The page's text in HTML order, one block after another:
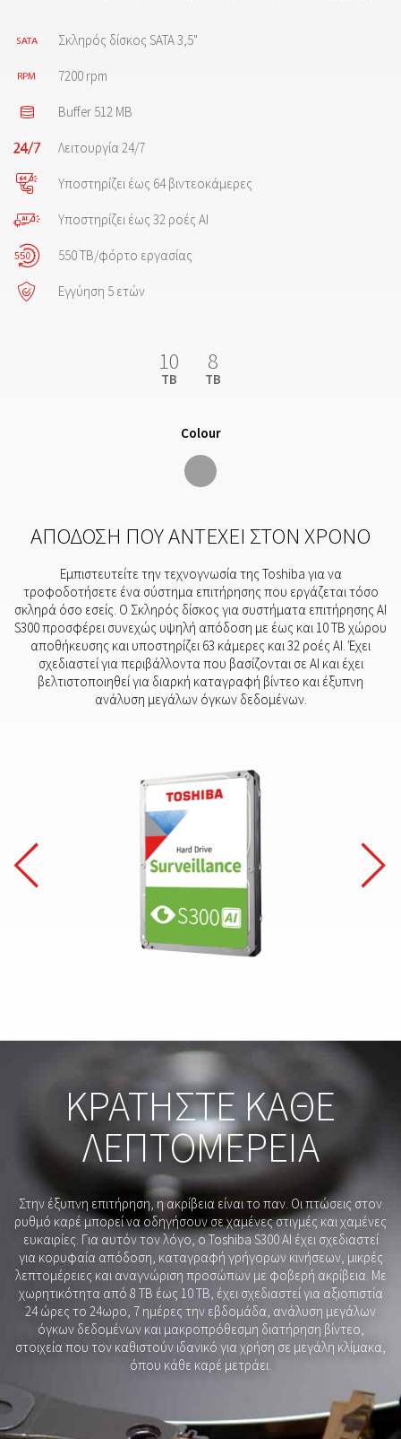
Σκληρός δίσκος SATA 3,5"
7200 rpm
Buffer 512 MB
Λειτουργία 24/7
Υποστηρίζει έως 64 βιντεοκάμερες
Υποστηρίζει έως 32 ροές AI
550 TB/φόρτο εργασίας
Εγγύηση 5 ετών
10
TB
8
TB
Colour
ΑΠΌΔΟΣΗ ΠΟΥ ΑΝΤΈΧΕΙ ΣΤΟΝ ΧΡΌΝΟ
Εμπιστευτείτε την τεχνογνωσία της Toshiba για να
τροφοδοτήσετε ένα σύστημα επιτήρησης που εργάζεται τόσο
σκληρά όσο εσείς. Ο Σκληρός δίσκος για συστήματα επιτήρησης ΑΙ
S300 προσφέρει συνεχώς υψηλή απόδοση με έως και 10 TB χώρου
αποθήκευσης και υποστηρίζει 63 κάμερες και 32 ροές AI. Έχει
σχεδιαστεί για περιβάλλοντα που βασίζονται σε AI και έχει
βελτιστοποιηθεί για διαρκή καταγραφή βίντεο και έξυπνη
ανάλυση μεγάλων όγκων δεδομένων.
ΚΡΑΤΉΣΤΕ ΚΆΘΕ
ΛΕΠΤΟΜΈΡΕΙΑ
Στην έξυπνη επιτήρηση, η ακρίβεια είναι το παν. Οι πτώσεις στον
ρυθμό καρέ μπορεί να οδηγήσουν σε χαμένες στιγμές και χαμένες
ευκαιρίες. Για αυτόν τον λόγο, ο Toshiba S300 AI έχει σχεδιαστεί
για κορυφαία απόδοση, καταγραφή γρήγορων κινήσεων, μικρές
λεπτομέρειες και αναγνώριση προσώπων με φοβερή ακρίβεια. Με
χωρητικότητα από 8 TB έως 10 TB, έχει σχεδιαστεί για αξιοπιστία
24 ώρες το 24ωρο, 7 ημέρες την εβδομάδα, ανάλυση μεγάλων
όγκων δεδομένων και μακροπρόθεσμη διατήρηση βίντεο,
στοιχεία που τον καθιστούν ιδανικό για χρήση σε μεγάλη κλίμακα,
όπου κάθε καρέ μετράει.